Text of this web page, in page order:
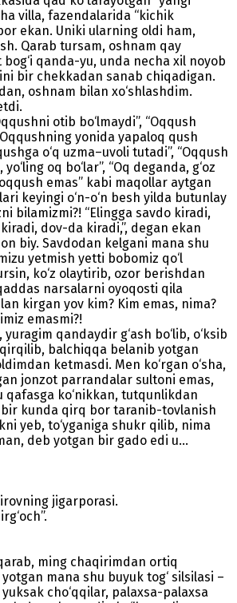
villa, fazendalarida “kichik
ekan. Uniki ularning oldi ham,
Qarab tursam, oshnam qay
bog‘i qanda-yu, unda necha xil noyob
bir chekkadan sanab chiqadigan.
oshnam bilan xo‘shlashdim.
otib bo‘lmaydi”, “Oqqush
yonida yapaloq qush
o‘q uzma–uvoli tutadi”, “Oqqush
oq bo‘lar”, “Oq deganda, g‘oz
emas” kabi maqollar aytgan
keyingi o‘n-o‘n besh yilda butunlay
bilamizmi?! “Elingga savdo kiradi,
dov-da kiradi,”, degan ekan
biy. Savdodan kelgani mana shu
yetmish yetti bobomiz qo‘l
ko‘z olaytirib, ozor berishdan
narsalarni oyoqosti qila
kirgan yov kim? Kim emas, nima?
emasmi?!
qandaydir g‘ash bo‘lib, o‘ksib
balchiqqa belanib yotgan
ketmasdi. Men ko‘rgan o‘sha,
jonzot parrandalar sultoni emas,
qafasga ko‘nikkan, tutqunlikdan
bir kunda qirq bor taranib-tovlanish
yeb, to‘yganiga shukr qilib, nima
deb yotgan bir gado edi u...
jigarporasi.
ming chaqirimdan ortiq
mana shu buyuk tog‘ silsilasi –
cho‘qqilar, palaxsa-palaxsa